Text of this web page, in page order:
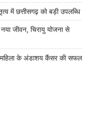
में छत्तीसगढ़ को बड़ी उपलब्धि
जीवन, चिरायु योजना से
महिला के अंडाशय कैंसर की सफल